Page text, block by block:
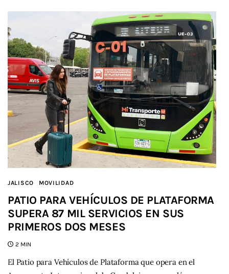
JALISCO MOVILIDAD
PATIO PARA VEHÍCULOS DE PLATAFORMA
SUPERA 87 MIL SERVICIOS EN SUS
PRIMEROS DOS MESES
2 MIN
El Patio para Vehículos de Plataforma que opera en el